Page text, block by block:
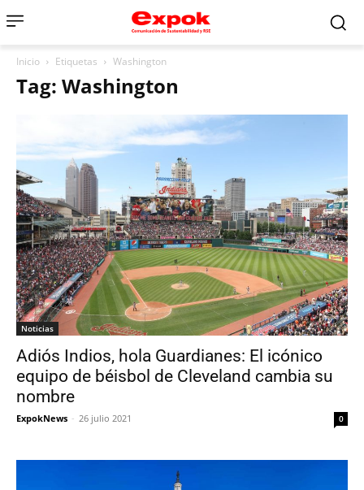
Inicio Etiquetas Washington
Tag: Washington
Noticias
Adiós Indios, hola Guardianes: El icónico
equipo de béisbol de Cleveland cambia su
nombre
ExpokNews - 26 julio 2021 0